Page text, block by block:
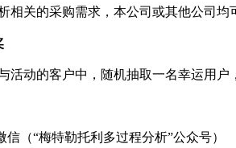
相关的采购需求，本公司或其他公司均
活动的客户中，随机抽取一名幸运用户
信（“梅特勒托利多过程分析”公众号）